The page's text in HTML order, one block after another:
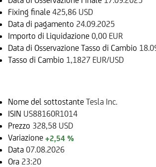
Fixing finale 425,86 USD
Data di pagamento 24.09.2025
Importo di Liquidazione 0,00 EUR
Data di Osservazione Tasso di Cambio
Tasso di Cambio 1,1827 EUR/USD
Nome del sottostante Tesla Inc.
ISIN US88160R1014
Prezzo 328,58 USD
Variazione +2,54 %
Data 07.08.2026
Ora 23:20